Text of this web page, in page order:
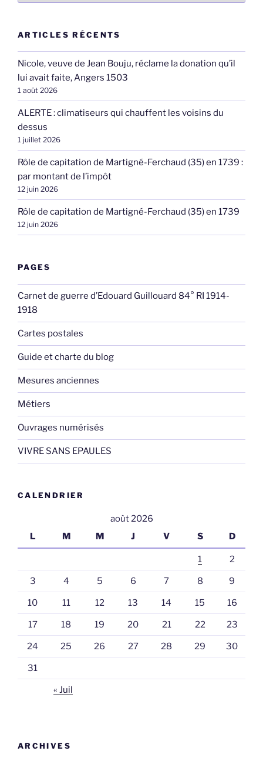
ARTICLES RÉCENTS
Nicole, veuve de Jean Bouju, réclame la donation qu’il
lui avait faite, Angers 1503
1 août 2026
ALERTE : climatiseurs qui chauffent les voisins du
dessus
1 juillet 2026
Rôle de capitation de Martigné-Ferchaud (35) en 1739 :
par montant de l’impôt
12 juin 2026
Rôle de capitation de Martigné-Ferchaud (35) en 1739
12 juin 2026
PAGES
Carnet de guerre d’Edouard Guillouard 84° RI 1914-
1918
Cartes postales
Guide et charte du blog
Mesures anciennes
Métiers
Ouvrages numérisés
VIVRE SANS EPAULES
CALENDRIER
août 2026
L
M M J V S D
1 2
3 4 5 6 7 8 9
10 11 12 13 14 15 16
17 18 19 20 21 22 23
24 25 26 27 28 29 30
31
« Juil
ARCHIVES